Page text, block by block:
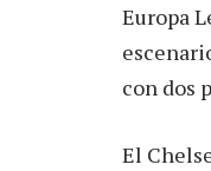
Europa
con dos
El